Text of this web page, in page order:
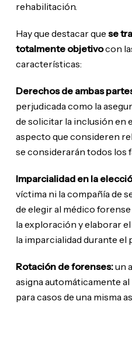
rehabilitación.
Hay que destacar que se
totalmente objetivocon
características:
Derechos de ambas
perjudicada como la
de solicitar la inclusión en
aspecto que consideren
se considerarán todos los
Imparcialidad en la
víctima ni la compañía de
de elegir al médico
la exploración y elaborar
la imparcialidad durante el
Rotación de forenses:un
asigna automáticamente
para casos de una misma